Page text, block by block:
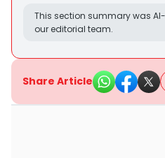
This section summary was
our editorial team.
Share Article